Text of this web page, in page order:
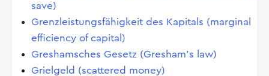
save)
Grenzleistungsfähigkeit des Kapitals (marginal
efficiency of capital)
Greshamsches Gesetz (Gresham's law)
Grielgeld (scattered money)